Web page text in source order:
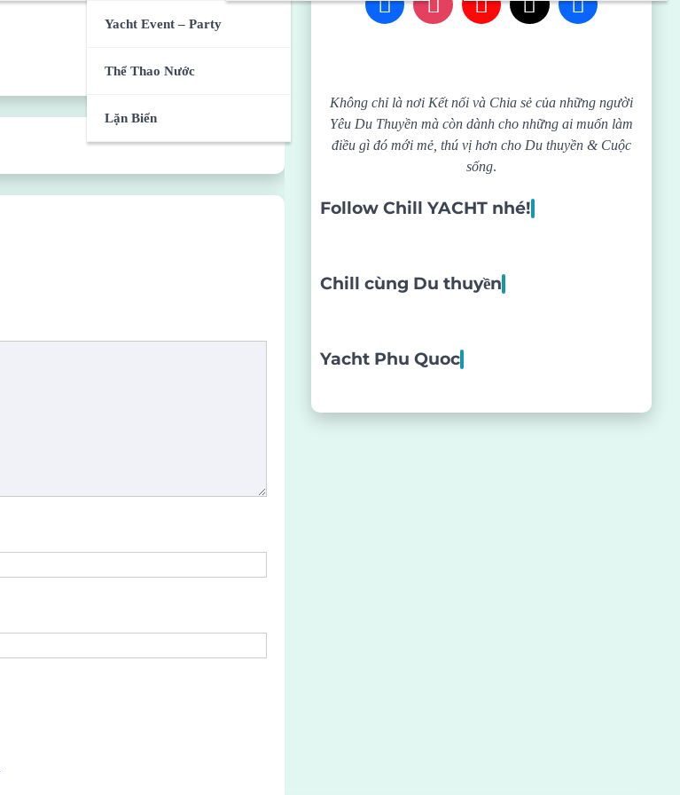
Yacht Event – Party
Thể Thao Nước
Lặn Biển
Không chỉ là nơi Kết nối và Chia sẻ của những người
Yêu Du Thuyền mà còn dành cho những ai muốn làm
điều gì đó mới mẻ, thú vị hơn cho Du thuyền & Cuộc
sống.
Follow Chill YACHT nhé!
Chill cùng Du thuyền
Yacht Phu Quoc